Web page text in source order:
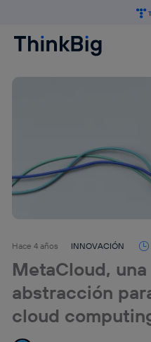
Hace 4 años INNOVACIÓN
MetaCloud,
abstracción
cloud